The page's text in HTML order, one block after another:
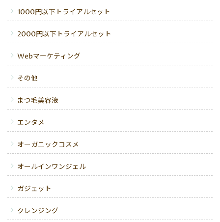
1000円以下トライアルセット
2000円以下トライアルセット
Webマーケティング
その他
まつ毛美容液
エンタメ
オーガニックコスメ
オールインワンジェル
ガジェット
クレンジング